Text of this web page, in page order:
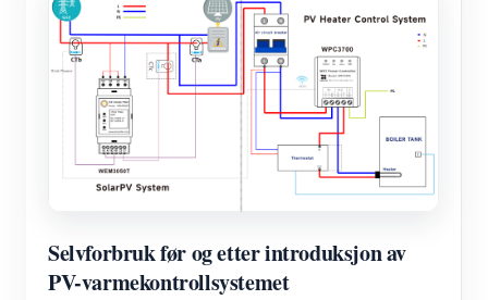
Selvforbruk før og etter introduksjon av
PV-varmekontrollsystemet